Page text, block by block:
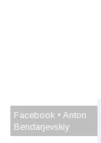
Facebook • Anton
Bendarjevskiy